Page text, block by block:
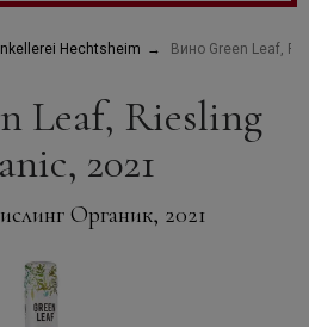
Hechtsheim Вино Green Leaf,
Leaf, Riesling
2021
Органик, 2021